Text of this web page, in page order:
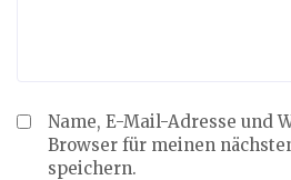
Name, E-Mail-Adresse und
Browser für meinen
speichern.